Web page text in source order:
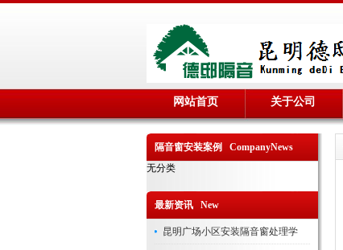
网站首页 关于公司
隔音窗安装案例 CompanyNews
无分类
最新资讯 New
昆明广场小区安装隔音窗处理学